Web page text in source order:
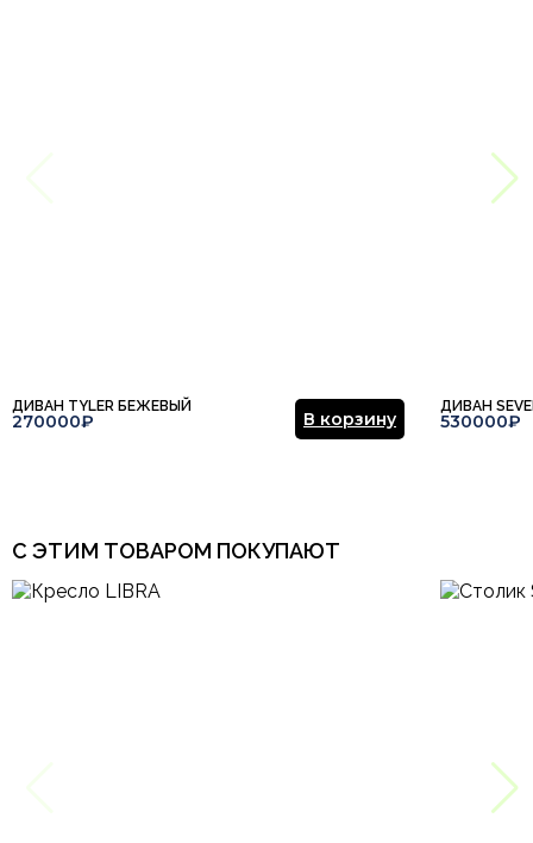
ДИВАН TYLER БЕЖЕВЫЙ
270000₽ В корзину
ДИВАН
530000₽
С ЭТИМ ТОВАРОМ ПОКУПАЮТ